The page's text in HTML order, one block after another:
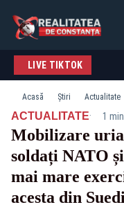
LIVE TIKTOK
Acasă Știri Actualitate
ACTUALITATE· 1
Mobilizare
soldați NATO
mai mare
acesta din